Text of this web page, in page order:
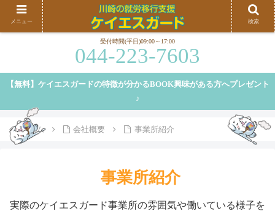
川崎、横浜を中心に就労移行支援を行うケイエスガードです。就労移行支援の特徴や、弊
社の特徴等についてご紹介しております。
受付時間(平日)09:00～17:00
044-223-7603
【無料】ケイエスガードの特徴が分かるBOOK興味がある方へプレゼント
♪
ホーム 会社概要 事業所紹介
事業所紹介
実際のケイエスガード事業所の雰囲気や働いている様子を
メニュー 検索